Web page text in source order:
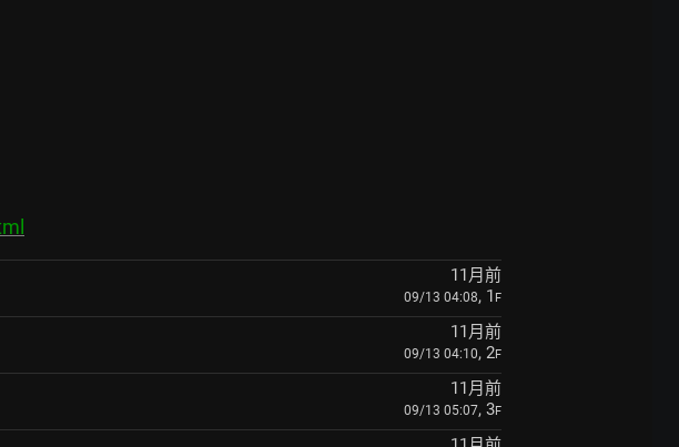
11月前
09/13 04:08, 1 F
11月前
09/13 04:10, 2F
11月前
09/13 05:07, 3F